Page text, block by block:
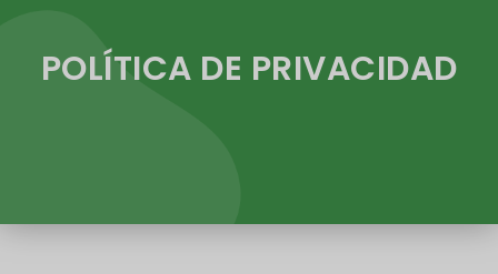
POLÍTICA DE PRIVACIDAD